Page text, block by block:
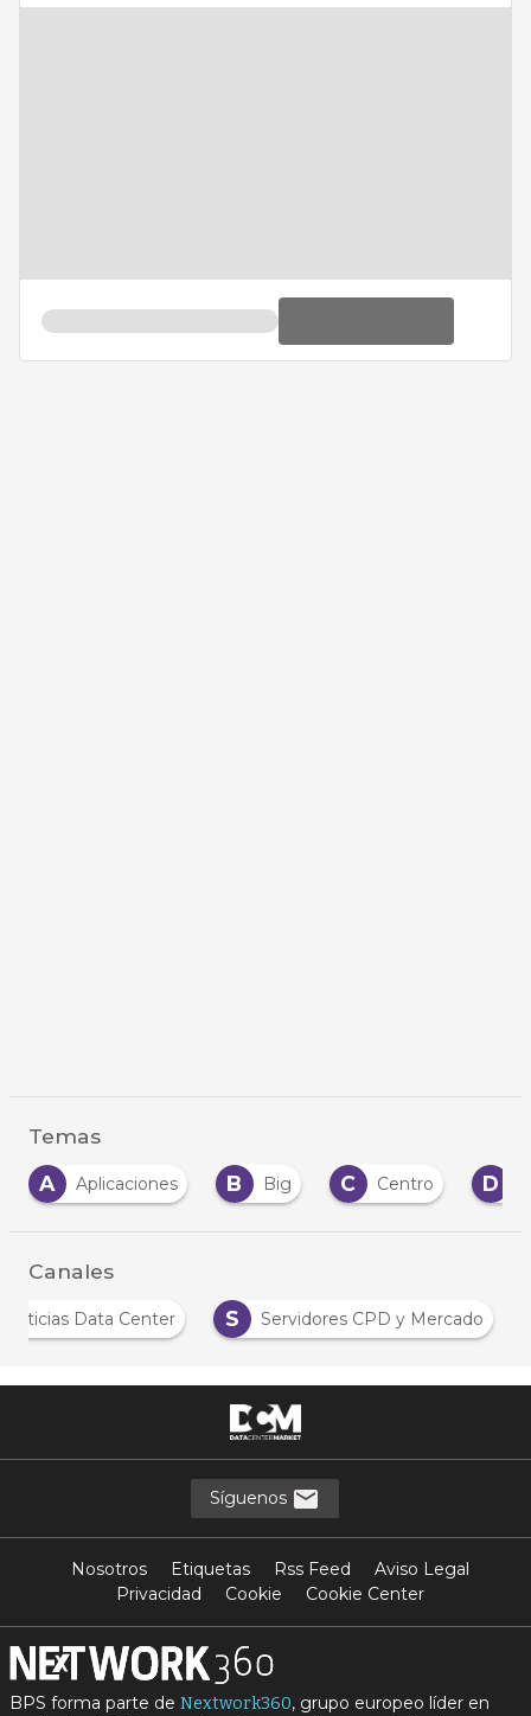
Temas
Aplicaciones Big Centro Data
Canales
Noticias Data Center S Servidores CPD y Mercado
Síguenos
Nosotros Etiquetas Rss Feed
Aviso Legal
Privacidad
Cookie Cookie Center
BPS forma parte de Nextwork360, grupo europeo líder en